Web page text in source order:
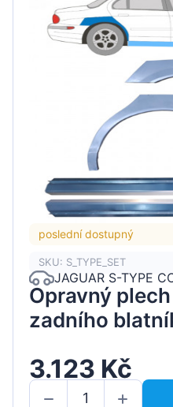
poslední dostupný
SKU: S_TYPE_SET
JAGUAR S-TYPE
Opravný
zadního
3.123 Kč